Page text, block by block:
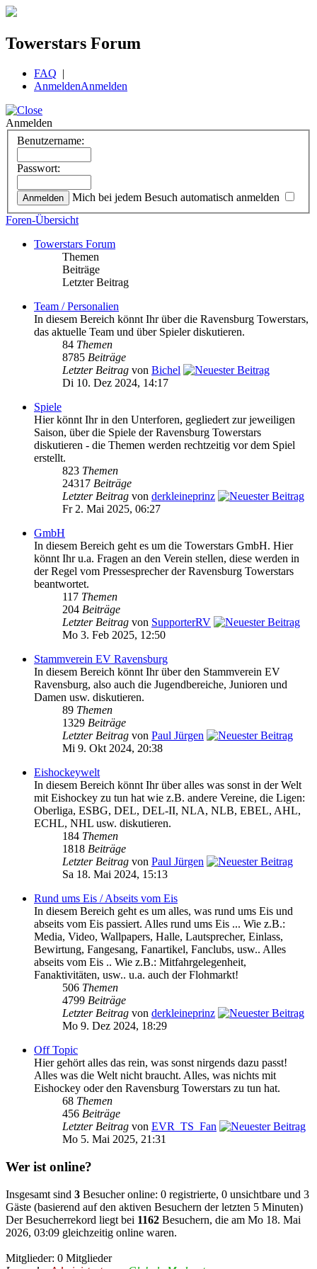
Towerstars Forum
FAQ |
AnmeldenAnmelden
Anmelden
Benutzername:
Passwort:
Mich bei jedem Besuch automatisch anmelden
Foren-Übersicht
Towerstars Forum
Themen
Beiträge
Letzter Beitrag
Team / Personalien
In diesem Bereich könnt Ihr über die Ravensburg Towerstars,
das aktuelle Team und über Spieler diskutieren.
84 Themen
8785 Beiträge
Letzter Beitrag von Bichel
Di 10. Dez 2024, 14:17
Spiele
Hier könnt Ihr in den Unterforen, gegliedert zur jeweiligen
Saison, über die Spiele der Ravensburg Towerstars
diskutieren - die Themen werden rechtzeitig vor dem Spiel
erstellt.
823 Themen
24317 Beiträge
Letzter Beitrag von derkleineprinz
Fr 2. Mai 2025, 06:27
GmbH
In diesem Bereich geht es um die Towerstars GmbH. Hier
könnt Ihr u.a. Fragen an den Verein stellen, diese werden in
der Regel vom Pressesprecher der Ravensburg Towerstars
beantwortet.
117 Themen
204 Beiträge
Letzter Beitrag von SupporterRV
Mo 3. Feb 2025, 12:50
Stammverein EV Ravensburg
In diesem Bereich könnt Ihr über den Stammverein EV
Ravensburg, also auch die Jugendbereiche, Junioren und
Damen usw. diskutieren.
89 Themen
1329 Beiträge
Letzter Beitrag von Paul Jürgen
Mi 9. Okt 2024, 20:38
Eishockeywelt
In diesem Bereich könnt Ihr über alles was sonst in der Welt
mit Eishockey zu tun hat wie z.B. andere Vereine, die Ligen:
Oberliga, ESBG, DEL, DEL-II, NLA, NLB, EBEL, AHL,
ECHL, NHL usw. diskutieren.
184 Themen
1818 Beiträge
Letzter Beitrag von Paul Jürgen
Sa 18. Mai 2024, 15:13
Rund ums Eis / Abseits vom Eis
In diesem Bereich geht es um alles, was rund ums Eis und
abseits vom Eis passiert. Alles rund ums Eis ... Wie z.B.:
Media, Video, Wallpapers, Halle, Lautsprecher, Einlass,
Bewirtung, Fangesang, Fanartikel, Fanclubs, usw.. Alles
abseits vom Eis .. Wie z.B.: Mitfahrgelegenheit,
Fanaktivitäten, usw.. u.a. auch der Flohmarkt!
506 Themen
4799 Beiträge
Letzter Beitrag von derkleineprinz
Mo 9. Dez 2024, 18:29
Off Topic
Hier gehört alles das rein, was sonst nirgends dazu passt!
Alles was die Welt nicht braucht. Alles, was nichts mit
Eishockey oder den Ravensburg Towerstars zu tun hat.
68 Themen
456 Beiträge
Letzter Beitrag von EVR_TS_Fan
Mo 5. Mai 2025, 21:31
Wer ist online?
Insgesamt sind 3 Besucher online: 0 registrierte, 0 unsichtbare und 3
Gäste (basierend auf den aktiven Besuchern der letzten 5 Minuten)
Der Besucherrekord liegt bei 1162 Besuchern, die am Mo 18. Mai
2026, 03:09 gleichzeitig online waren.
Mitglieder: 0 Mitglieder